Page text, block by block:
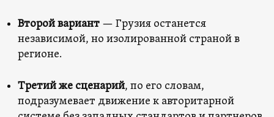
Второй вариант— Грузия останется
независимой, но изолированной страной в
регионе.
Третийже сценарий, по его словам,
подразумевает движение к авторитарной